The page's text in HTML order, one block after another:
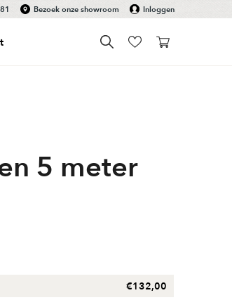
Bezoek onze showroom Inloggen
5 meter
€132,00